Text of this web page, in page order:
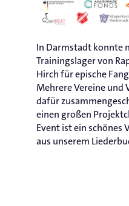
In Darmstadt konnte
Trainingslager von
Hirch für epische
Mehrere Vereine und
dafür
einen großen
Event ist ein schönes
aus unserem